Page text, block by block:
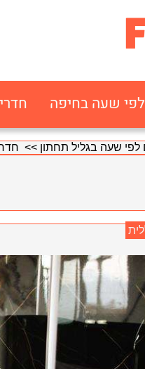
שעה בחיפה
לפי שעה בגליל תחתון >>